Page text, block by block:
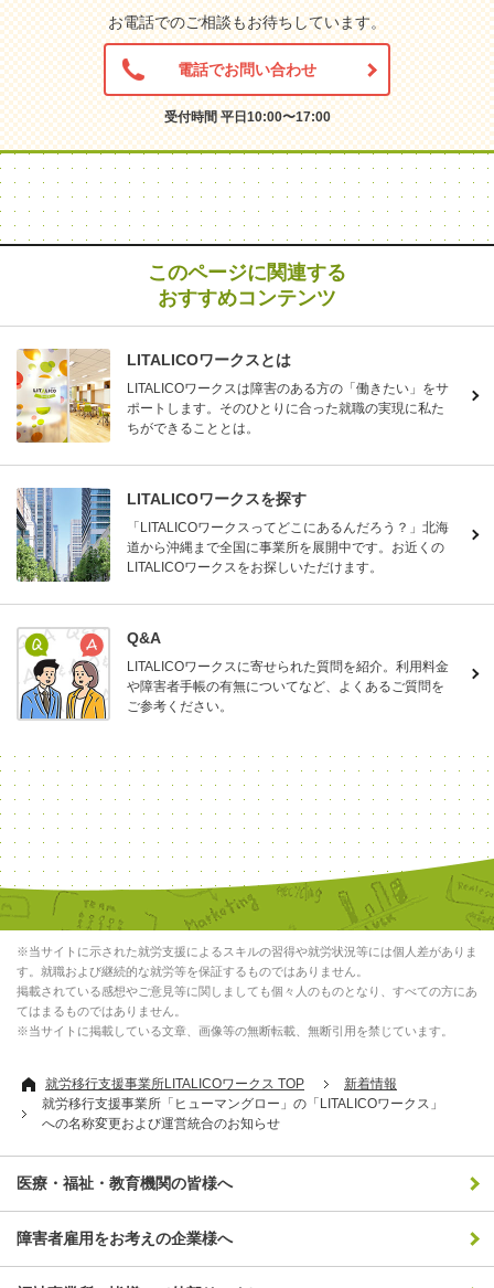
お電話でのご相談もお待ちしています。
電話でお問い合わせ
受付時間 平日10:00〜17:00
このページに関連する
おすすめコンテンツ
LITALICOワークスとは
LITALICOワークスは障害のある方の「働きたい」をサ
ポートします。そのひとりに合った就職の実現に私た
ちができることとは。
LITALICOワークスを探す
「LITALICOワークスってどこにあるんだろう？」北海
道から沖縄まで全国に事業所を展開中です。お近くの
LITALICOワークスをお探しいただけます。
Q&A
LITALICOワークスに寄せられた質問を紹介。利用料金
や障害者手帳の有無についてなど、よくあるご質問を
ご参考ください。
※当サイトに示された就労支援によるスキルの習得や就労状況等には個人差がありま
す。就職および継続的な就労等を保証するものではありません。
掲載されている感想やご意見等に関しましても個々人のものとなり、すべての方にあ
てはまるものではありません。
※当サイトに掲載している文章、画像等の無断転載、無断引用を禁じています。
就労移行支援事業所LITALICOワークス TOP
新着情報
就労移行支援事業所「ヒューマングロー」の「LITALICOワークス」
への名称変更および運営統合のお知らせ
医療・福祉・教育機関の皆様へ
障害者雇用をお考えの企業様へ